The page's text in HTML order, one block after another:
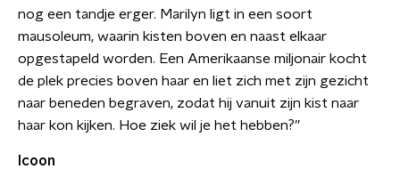
nog een tandje erger. Marilyn ligt in een soort
mausoleum, waarin kisten boven en naast elkaar
opgestapeld worden. Een Amerikaanse miljonair kocht
de plek precies boven haar en liet zich met zijn gezicht
naar beneden begraven, zodat hij vanuit zijn kist naar
haar kon kijken. Hoe ziek wil je het hebben?”
Icoon